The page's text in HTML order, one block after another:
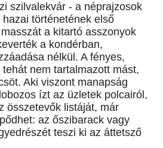
szilvalekvár - a néprajzosok
történetének első
a kitartó asszonyok
a kondérban,
nélkül. A fényes,
nem tartalmazott mást,
Aki viszont manapság
ízt az üzletek polcairól,
összetevők listáját, már
az őszibarack vagy
teszi ki az áttetsző